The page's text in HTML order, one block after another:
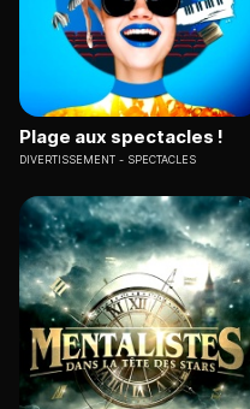
Plage aux spectacles !
DIVERTISSEMENT SPECTACLES